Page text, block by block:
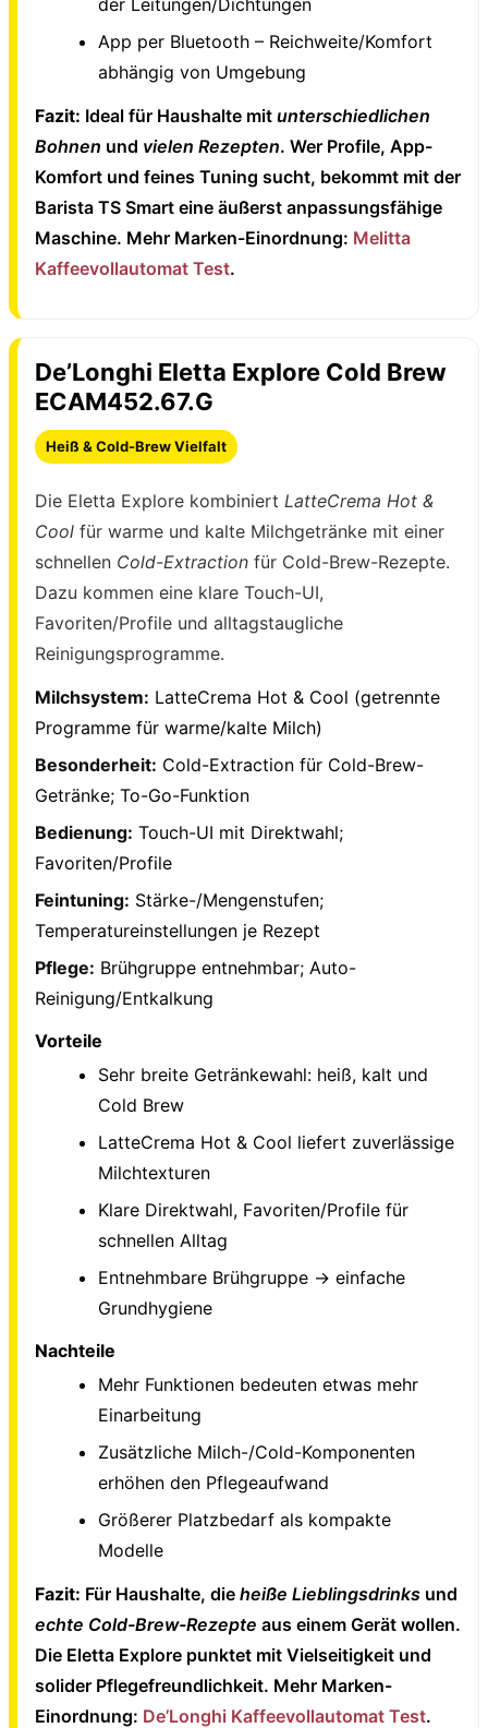
App per Bluetooth – Reichweite/Komfort
abhängig von Umgebung
Fazit: Ideal für Haushalte mit unterschiedlichen
Bohnen und vielen Rezepten. Wer Profile, App-
Komfort und feines Tuning sucht, bekommt mit der
Barista TS Smart eine äußerst anpassungsfähige
Maschine. Mehr Marken-Einordnung: Melitta
Kaffeevollautomat Test.
De’Longhi Eletta Explore Cold Brew
ECAM452.67.G
Heiß & Cold-Brew Vielfalt
Die Eletta Explore kombiniert LatteCrema Hot &
Cool für warme und kalte Milchgetränke mit einer
schnellen Cold-Extraction für Cold-Brew-Rezepte.
Dazu kommen eine klare Touch-UI,
Favoriten/Profile und alltagstaugliche
Reinigungsprogramme.
Milchsystem: LatteCrema Hot & Cool (getrennte
Programme für warme/kalte Milch)
Besonderheit: Cold-Extraction für Cold-Brew-
Getränke; To-Go-Funktion
Bedienung: Touch-UI mit Direktwahl;
Favoriten/Profile
Feintuning: Stärke-/Mengenstufen;
Temperatureinstellungen je Rezept
Pflege: Brühgruppe entnehmbar; Auto-
Reinigung/Entkalkung
Vorteile
Sehr breite Getränkewahl: heiß, kalt und
Cold Brew
LatteCrema Hot & Cool liefert zuverlässige
Milchtexturen
Klare Direktwahl, Favoriten/Profile für
schnellen Alltag
Entnehmbare Brühgruppe → einfache
Grundhygiene
Nachteile
Mehr Funktionen bedeuten etwas mehr
Einarbeitung
Zusätzliche Milch-/Cold-Komponenten
erhöhen den Pflegeaufwand
Größerer Platzbedarf als kompakte
Modelle
Fazit: Für Haushalte, die heiße Lieblingsdrinks und
echte Cold-Brew-Rezepte aus einem Gerät wollen.
Die Eletta Explore punktet mit Vielseitigkeit und
solider Pflegefreundlichkeit. Mehr Marken-
Einordnung: De’Longhi Kaffeevollautomat Test.